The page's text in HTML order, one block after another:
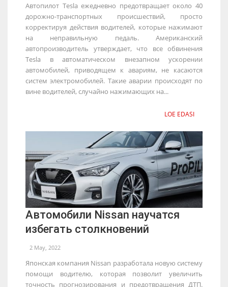
Автопилот Tesla ежедневно предотвращает около 40
дорожно-транспортных происшествий, просто
корректируя действия водителей, которые нажимают
на неправильную педаль. Американский
автопроизводитель утверждает, что все обвинения
Tesla в автоматическом внезапном ускорении
автомобилей, приводящем к авариям, не касаются
систем электромобилей. Такие аварии происходят по
вине водителей, случайно нажимающих на...
LOE EDASI
Автомобили Nissan научатся
избегать столкновений
2 May, 2022
Японская компания Nissan разработала новую систему
помощи водителю, которая позволит увеличить
точность прогнозирования и предотвращения ДТП.